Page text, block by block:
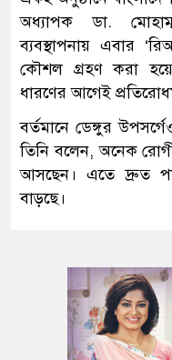
অধ্যাপক ডা.
ব্যবস্থাপনায় এবার
কৌশল গ্রহণ করা
ধারণের আগেই
বর্তমানে ডেঙ্গুর
তিনি বলেন, অনেক
আসছেন। এতে দ্রুত
বাড়ছে।